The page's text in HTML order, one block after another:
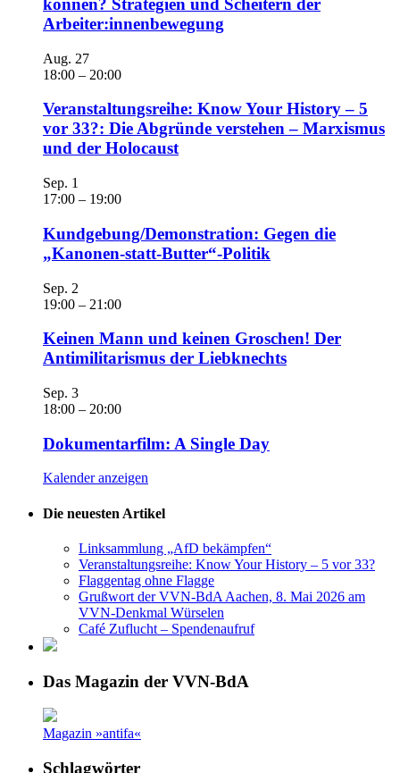
können? Strategien und Scheitern der
Arbeiter:innenbewegung
Aug. 27
18:00 – 20:00
Veranstaltungsreihe: Know Your History – 5
vor 33?: Die Abgründe verstehen – Marxismus
und der Holocaust
Sep. 1
17:00 – 19:00
Kundgebung/Demonstration: Gegen die
„Kanonen-statt-Butter“-Politik
Sep. 2
19:00 – 21:00
Keinen Mann und keinen Groschen! Der
Antimilitarismus der Liebknechts
Sep. 3
18:00 – 20:00
Dokumentarfilm: A Single Day
Kalender anzeigen
Die neuesten Artikel
Linksammlung „AfD bekämpfen“
Veranstaltungsreihe: Know Your History – 5 vor 33?
Flaggentag ohne Flagge
Grußwort der VVN-BdA Aachen, 8. Mai 2026 am
VVN-Denkmal Würselen
Café Zuflucht – Spendenaufruf
Das Magazin der VVN-BdA
Magazin »antifa«
Schlagwörter